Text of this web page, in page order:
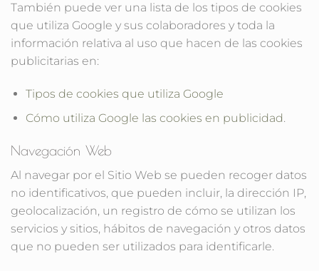
También puede ver una lista de los tipos de cookies
que utiliza Google y sus colaboradores y toda la
información relativa al uso que hacen de las cookies
publicitarias en:
Tipos de cookies que utiliza Google
Cómo utiliza Google las cookies en publicidad.
Navegación Web
Al navegar por el Sitio Web se pueden recoger datos
no identificativos, que pueden incluir, la dirección IP,
geolocalización, un registro de cómo se utilizan los
servicios y sitios, hábitos de navegación y otros datos
que no pueden ser utilizados para identificarle.